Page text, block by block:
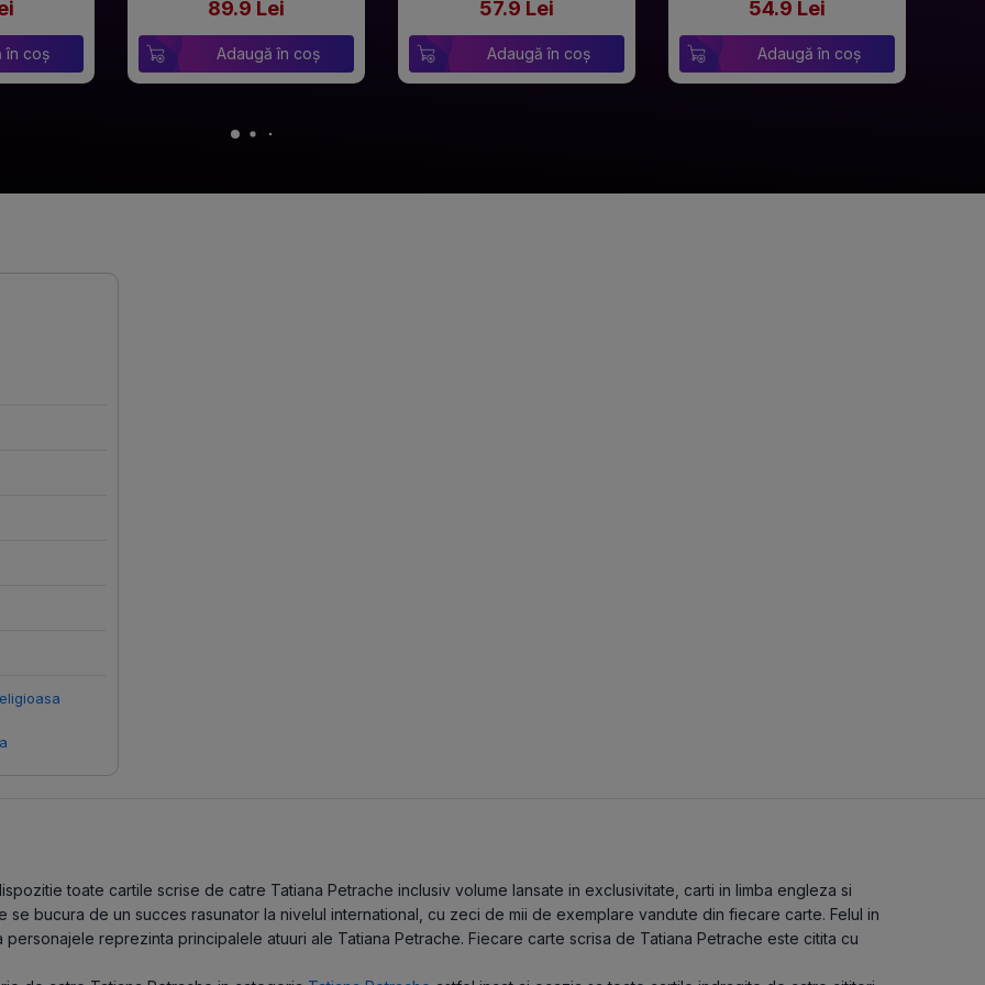
în coș
89.9 Lei
Adaugă în coș
57.9 Lei
Adaugă în coș
54.9 Lei
Adaugă în coș
toate cartile scrise de catre Tatiana Petrache inclusiv volume lansate in exclusivitate, carti in limba engleza si
se bucura de un succes rasunator la nivelul international, cu zeci de mii de exemplare vandute din fiecare carte. Felul in
reprezinta principalele atuuri ale Tatiana Petrache. Fiecare carte scrisa de Tatiana Petrache este citita cu